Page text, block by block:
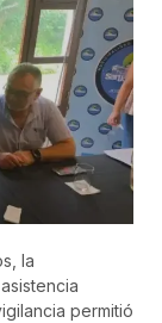
la
permitió